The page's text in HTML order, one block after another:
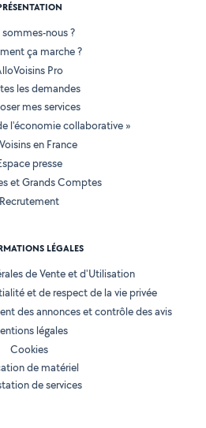
nous ?
ça marche ?
Pro
les demandes
mes services
l'économie collaborative »
en France
presse
et Grands Comptes
Recrutement
LÉGALES
de Vente et d'Utilisation
et de respect de la vie privée
des annonces et contrôle des avis
légales
Cookies
de matériel
de services